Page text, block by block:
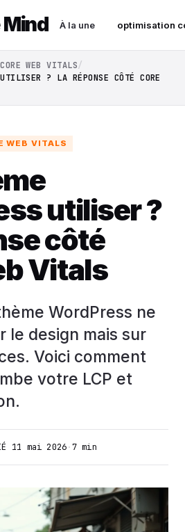
À la une optimisation
WEB VITALS
UTILISER ? LA RÉPONSE CÔTÉ CORE
WEB VITALS
utiliser ?
côté
Vitals
WordPress ne
le design mais sur
Voici comment
votre LCP et
11 mai 2026·7 min